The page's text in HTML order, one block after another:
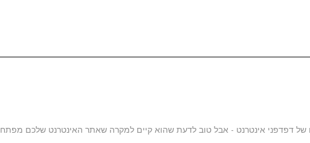
של דפדפני אינטרנט - אבל טוב לדעת שהוא קיים למקרה שאתר האינטרנט שלכם מפתח